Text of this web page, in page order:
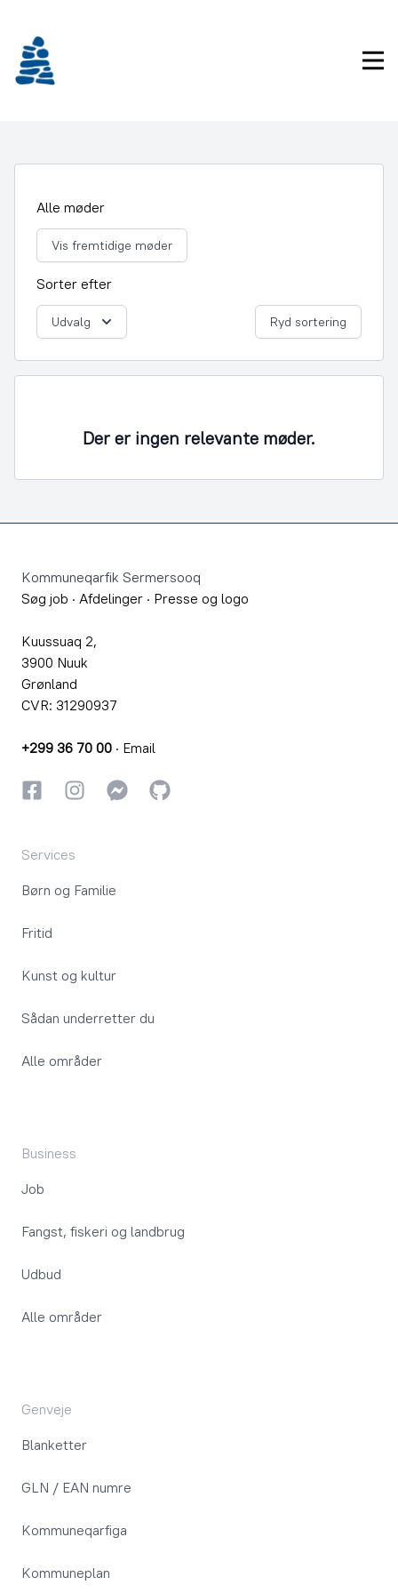
indhold
Alle møder
Vis fremtidige møder
Sorter efter
Udvalg Ryd sortering
Der er ingen relevante møder.
Kommuneqarfik Sermersooq
Søg job · Afdelinger · Presse og logo
Kuussuaq 2,
3900 Nuuk
Grønland
CVR: 31290937
+299 36 70 00 · Email
FacebookInstagramInstagram
GitHub
Services
Børn og Familie
Fritid
Kunst og kultur
Sådan underretter du
Alle områder
Business
Job
Fangst, fiskeri og landbrug
Udbud
Alle områder
Genveje
Blanketter
GLN / EAN numre
Kommuneqarfiga
Kommuneplan